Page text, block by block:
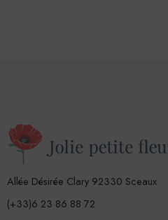
Allée Désirée Clary 92330 Sceaux
(+33)6 23 86 88 72